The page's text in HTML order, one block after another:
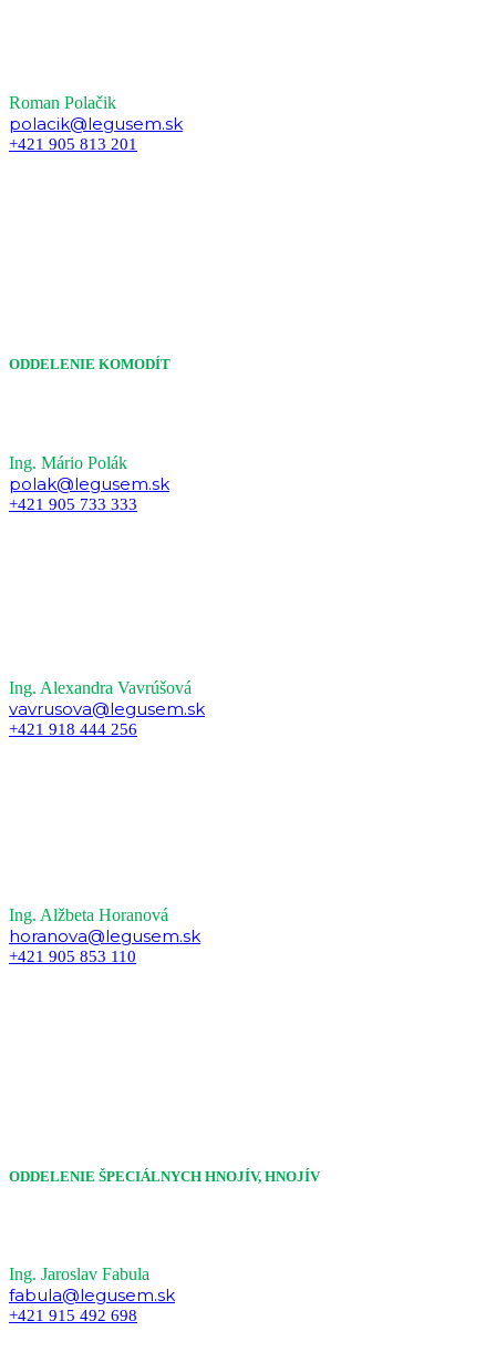
Roman Polačik
polacik@legusem.sk
+421 905 813 201
ODDELENIE KOMODÍT
Ing. Mário Polák
polak@legusem.sk
+421 905 733 333
Ing. Alexandra Vavrúšová
vavrusova@legusem.sk
+421 918 444 256
Ing. Alžbeta Horanová
horanova@legusem.sk
+421 905 853 110
ODDELENIE ŠPECIÁLNYCH HNOJÍV, HNOJÍV
Ing. Jaroslav Fabula
fabula@legusem.sk
+421 915 492 698